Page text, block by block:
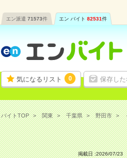
エン派遣 71573件 エン バイト 82531件
気になるリスト 0 保存し
バイトTOP 関東 千葉県 野田市
掲載日 :2026/07/23